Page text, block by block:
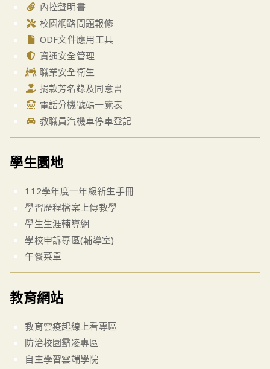
內控聲明書
校園網路問題報修
ODF文件應用工具
資通安全管理
職業安全衛生
捐款芳名錄及同意書
電話分機號碼一覽表
教職員汽機車停車登記
學生園地
112學年度一年級新生手冊
學習歷程檔案上傳教學
學生生涯輔導網
學校申訴專區(輔導室)
午餐菜單
教育網站
教育雲疫起線上看專區
防治校園霸凌專區
自主學習雲端學院